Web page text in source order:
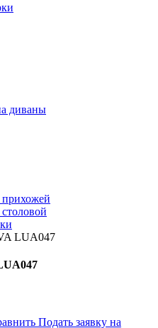
диваны
прихожей
LUA047
Подать заявку на